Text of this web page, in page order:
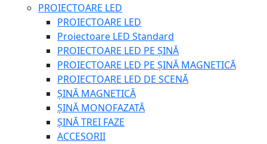
PROIECTOARE LED
PROIECTOARE LED
Proiectoare LED Standard
PROIECTOARE LED PE ȘINĂ
PROIECTOARE LED PE ȘINĂ MAGNETICĂ
PROIECTOARE LED DE SCENĂ
ȘINĂ MAGNETICĂ
ȘINĂ MONOFAZATĂ
ȘINĂ TREI FAZE
ACCESORII